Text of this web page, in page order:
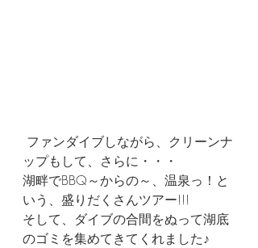
ップもして、さらに・・・
湖畔でBBQ～からの～、温泉っ！と
いう、盛りだくさんツアー!!!
そして、ダイブの合間をぬって湖底
のゴミを集めてきてくれました♪